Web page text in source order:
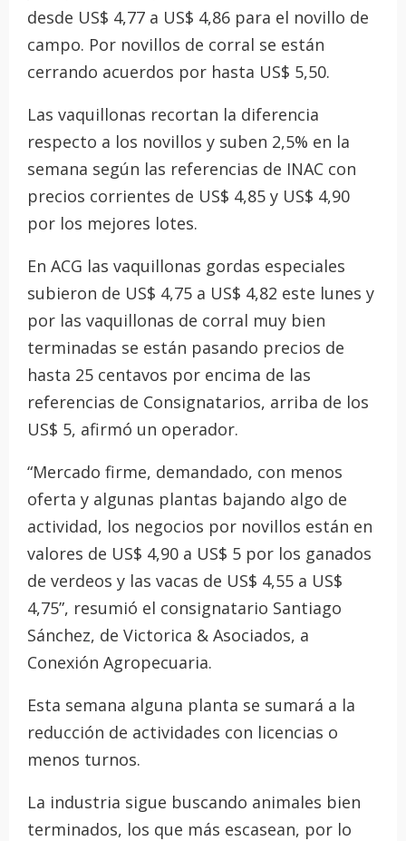
desde US$ 4,77 a US$ 4,86 para el novillo de
campo. Por novillos de corral se están
cerrando acuerdos por hasta US$ 5,50.
Las vaquillonas recortan la diferencia
respecto a los novillos y suben 2,5% en la
semana según las referencias de INAC con
precios corrientes de US$ 4,85 y US$ 4,90
por los mejores lotes.
En ACG las vaquillonas gordas especiales
subieron de US$ 4,75 a US$ 4,82 este lunes y
por las vaquillonas de corral muy bien
terminadas se están pasando precios de
hasta 25 centavos por encima de las
referencias de Consignatarios, arriba de los
US$ 5, afirmó un operador.
“Mercado firme, demandado, con menos
oferta y algunas plantas bajando algo de
actividad, los negocios por novillos están en
valores de US$ 4,90 a US$ 5 por los ganados
de verdeos y las vacas de US$ 4,55 a US$
4,75”, resumió el consignatario Santiago
Sánchez, de Victorica & Asociados, a
Conexión Agropecuaria.
Esta semana alguna planta se sumará a la
reducción de actividades con licencias o
menos turnos.
La industria sigue buscando animales bien
terminados, los que más escasean, por lo